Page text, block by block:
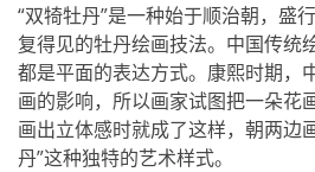
“双犄牡丹”是一种始于顺治朝，盛
复得见的牡丹绘画技法。中国传统
都是平面的表达方式。康熙时期，
画的影响，所以画家试图把一朵花
画出立体感时就成了这样，朝两边
丹”这种独特的艺术样式。